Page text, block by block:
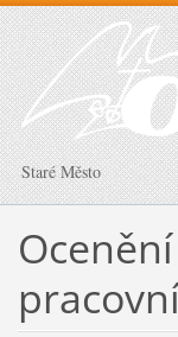
Staré Město